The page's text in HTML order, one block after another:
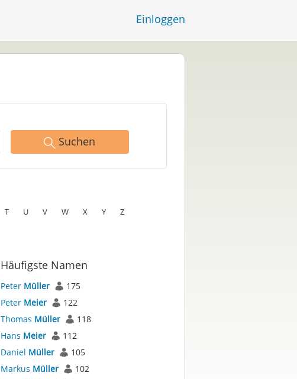
Einloggen
Suchen
T U V W X Y Z
Häufigste Namen
Peter Müller
175
Peter Meier
122
Thomas Müller
118
Hans Meier
112
Daniel Müller
105
Markus Müller
102